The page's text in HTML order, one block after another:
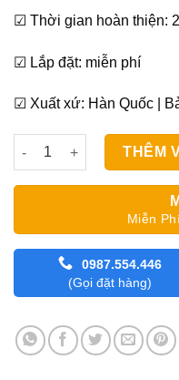
☑ Thời gian hoàn thiện:
☑ Lắp đặt: miễn phí
☑ Xuất xứ: Hàn Quốc |
Rèm Cầu Vồng All Plus
THÊM
Miễn
0987.554.446
(Gọi đặt hàng)